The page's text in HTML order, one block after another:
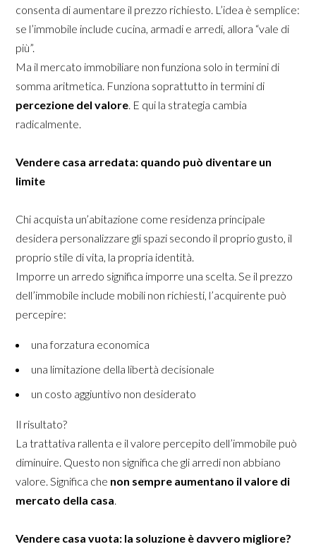
consenta di aumentare il prezzo richiesto. L’idea è semplice:
se l’immobile include cucina, armadi e arredi, allora “vale di
più”.
Ma il mercato immobiliare non funziona solo in termini di
somma aritmetica. Funziona soprattutto in termini di
percezione del valore . E qui la strategia cambia
radicalmente.
Vendere casa arredata: quando può diventare un
limite
Chi acquista un’abitazione come residenza principale
desidera personalizzare gli spazi secondo il proprio gusto, il
proprio stile di vita, la propria identità.
Imporre un arredo significa imporre una scelta. Se il prezzo
dell’immobile include mobili non richiesti, l’acquirente può
percepire:
una forzatura economica
una limitazione della libertà decisionale
un costo aggiuntivo non desiderato
Il risultato?
La trattativa rallenta e il valore percepito dell’immobile può
diminuire. Questo non significa che gli arredi non abbiano
valore. Significa che non sempre aumentano il valore di
mercato della casa
Vendere casa vuota: la soluzione è davvero migliore?